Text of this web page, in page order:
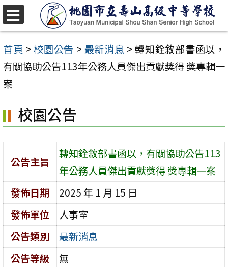
跳
至
主
要
內
區
首頁 > 校園公告 > 最新消息 > 轉知銓敘部書函以，
有關協助公告113年公務人員傑出貢獻獎得 獎專輯一
案
校園公告
公告主旨
轉知銓敘部書函以，有關協助公告113
年公務人員傑出貢獻獎得 獎專輯一案
發佈日期
2025 年 1 月 15 日
發佈單位
人事室
公告類別
最新消息
公告等級
無
選
單